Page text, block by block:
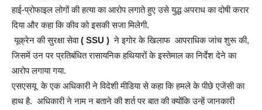
हाई-प्रोफाइल लोगों की हत्या का आरोप लगाते हुए उसे युद्ध अपराध का दोषी करार
दिया और कहा कि कीव को इसकी सजा मिलेगी.
यूक्रेन की सुरक्षा सेवा( SSU )ने इगोर के खिलाफ आपराधिक जांच शुरू की,
जिसमें उन पर प्रतिबंधित रासायनिक हथियारों के इस्तेमाल का निर्देश देने का
आरोप लगाया गया.
एसएसयू के एक अधिकारी ने विदेशी मीडिया से कहा कि हमले के पीछे एजेंसी का
हाथ है. अधिकारी ने नाम न बताने की शर्त पर बात की क्योंकि उन्हें जानकारी